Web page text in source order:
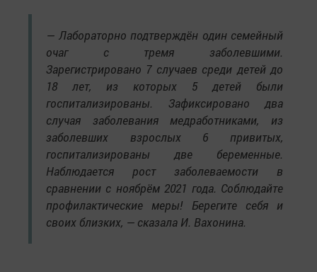
— Лабораторно подтверждён один семейный
очаг с тремя заболевшими.
Зарегистрировано 7 случаев среди детей до
18 лет, из которых 5 детей были
госпитализированы. Зафиксировано два
случая заболевания медработниками, из
заболевших взрослых 6 привитых,
госпитализированы две беременные.
Наблюдается рост заболеваемости в
сравнении с ноябрём 2021 года. Соблюдайте
профилактические меры! Берегите себя и
своих близких, — сказала И. Вахонина.